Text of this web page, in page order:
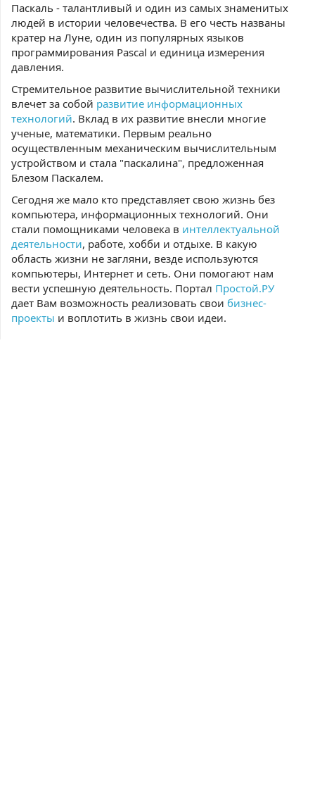
Паскаль - талантливый и один из самых знаменитых
людей в истории человечества. В его честь названы
кратер на Луне, один из популярных языков
программирования Pascal и единица измерения
давления.
Стремительное развитие вычислительной техники
влечет за собой развитие информационных
технологий. Вклад в их развитие внесли многие
ученые, математики. Первым реально
осуществленным механическим вычислительным
устройством и стала "паскалина", предложенная
Блезом Паскалем.
Сегодня же мало кто представляет свою жизнь без
компьютера, информационных технологий. Они
стали помощниками человека в интеллектуальной
деятельности, работе, хобби и отдыхе. В какую
область жизни не загляни, везде используются
компьютеры, Интернет и сеть. Они помогают нам
вести успешную деятельность. Портал Простой.РУ
дает Вам возможность реализовать свои бизнес-
проекты и воплотить в жизнь свои идеи.